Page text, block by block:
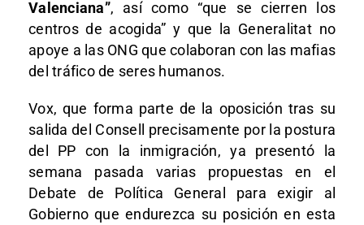
Valenciana”, así como “que se cierren los
centros de acogida” y que la Generalitat no
apoye a las ONG que colaboran con las mafias
del tráfico de seres humanos.
Vox, que forma parte de la oposición tras su
salida del Consell precisamente por la postura
del PP con la inmigración, ya presentó la
semana pasada varias propuestas en el
Debate de Política General para exigir al
Gobierno que endurezca su posición en esta